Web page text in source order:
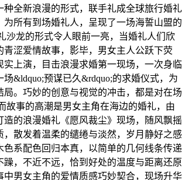
种全新浪漫的形式，联手礼成全球旅行婚礼
为所有到场婚礼人，呈现了一场海誓山盟的
沙龙的形式令人眼前一亮，当婚礼人们欣
青涩爱情故事，影毕，男女主人公跃下荧
实上演，目击浪漫求婚第一现场，一次身临
&ldquo;预谋已久&rdquo;的求婚仪式，为
局。巧妙的创意与视觉的冲击，都是对在场
故事的高潮是男女主角在海边的婚礼，由
造的浪漫婚礼《愿风裁尘》现场，随风飘摇
，散发着温柔的缱绻与淡然，岁月静好之感
色系配色回归本真，以简单的几何线条传递
躁，不近不远，恰到好处的温度与距离还原
中男女主角的爱情质感巧妙契合，现场升华